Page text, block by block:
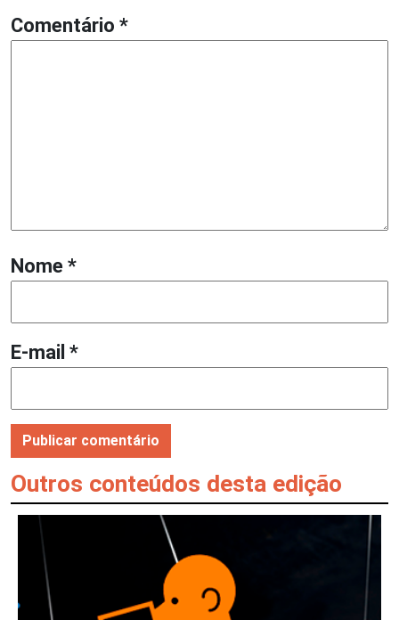
Comentário *
Nome *
E-mail *
Outros conteúdos desta edição